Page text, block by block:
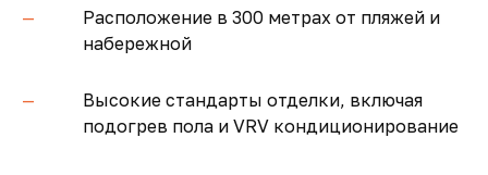
Расположение в 300 метрах от пляжей и
набережной
Высокие стандарты отделки, включая
подогрев пола и VRV кондиционирование